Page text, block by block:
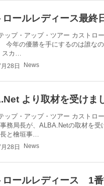
ロールレディース最終
ップ・アップ・ツアー カストロ
今年の優勝を手にするのは誰な
カ…
28日 News
より取材を受けま
ップ・アップ・ツアー カストロ
務局長が、ALBA.Netの取材を
と檜垣事…
28日 News
ロールレディース 1